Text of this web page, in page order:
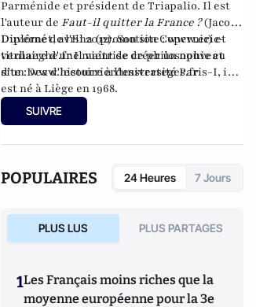
Parménide et président deTriapalio. Il est
l'auteur de Faut-il quitter la France ?(Jacob-
Duvernet, avril 2012). Son site :www.eric-
verhaeghe.frIl vient de créer un nouveau
site :www.lecourrierdesstrateges.fr
Diplômé de l'Ena (promotion Copernic) et
titulaire d'une maîtrise de philosophie et
d'un Dea d'histoire à l'université Paris-I, il
est né à Liège en 1968.
SUIVRE
POPULAIRES 24 Heures 7 Jours
PLUS LUS PLUS PARTAGES
1Les Français moins riches que la
moyenne européenne pour la 3e